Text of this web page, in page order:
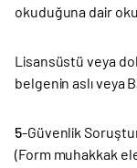
okuduğuna dair
Lisansüstü veya
belgenin aslı veya
5-Güvenlik
(Form muhakkak